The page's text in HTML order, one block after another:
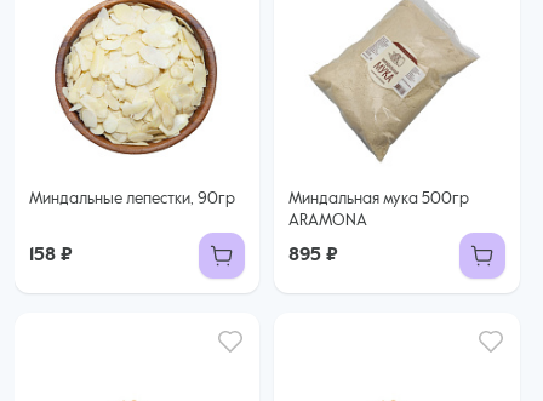
Миндальные лепестки, 90гр
158 ₽
Миндальная мука 500гр
ARAMONA
895 ₽